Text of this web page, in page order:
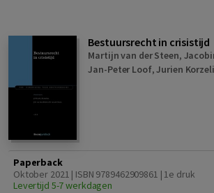
Bestuursrecht in crisistijd
Martijn van der Steen,
Jan-Peter Loof,Jurien
Paperback
Oktober 2021 | ISBN 9789462909861 | 1e druk
Levertijd 5-7 werkdagen